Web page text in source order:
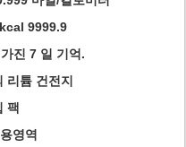
9999.9
진 7 일 기억.
리튬 건전지
팩
영역